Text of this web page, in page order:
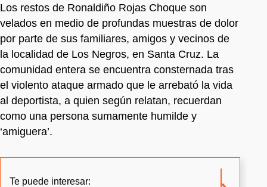
Los restos de Ronaldiño Rojas Choque son
velados en medio de profundas muestras de dolor
por parte de sus familiares, amigos y vecinos de
la localidad de Los Negros, en Santa Cruz. La
comunidad entera se encuentra consternada tras
el violento ataque armado que le arrebató la vida
al deportista, a quien según relatan, recuerdan
como una persona sumamente humilde y
‘amiguera’.
Te puede interesar: